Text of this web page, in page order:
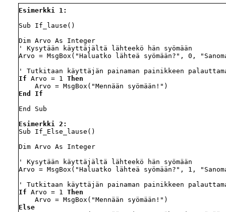
Esimerkki 1:
Sub If_lause()
Dim Arvo As Integer
' Kysytään käyttäjältä lähteekö hän syömään
Arvo = MsgBox("Haluatko lähteä syömään?", 0,
If Arvo = 1 Then
End If
End Sub
Esimerkki 2:
Sub If_Else_lause()
Dim Arvo As Integer
' Kysytään käyttäjältä lähteekö hän syömään
Arvo = MsgBox("Haluatko lähteä syömään?", 1,
If Arvo = 1 Then
Else